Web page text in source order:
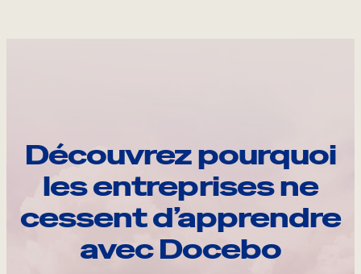
Découvrez pourquoi
les entreprises ne
cessent d’apprendre
avec Docebo